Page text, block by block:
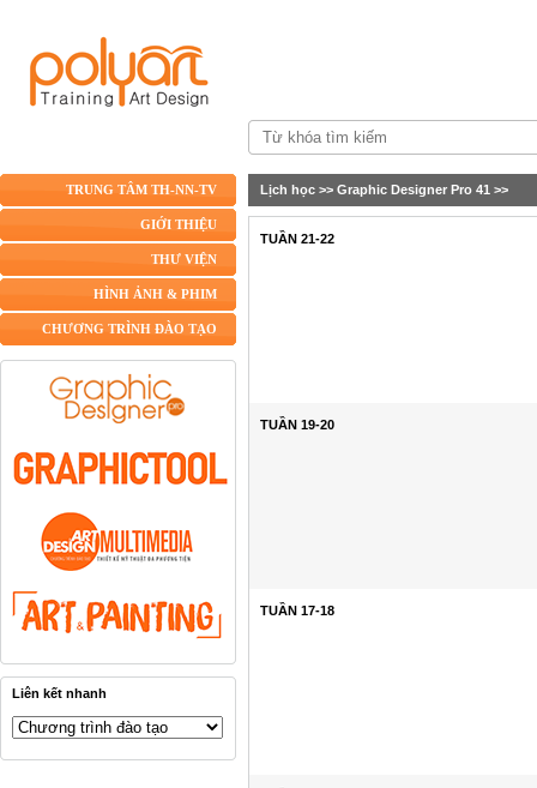
TRUNG TÂM TH-NN-TV
GIỚI THIỆU
THƯ VIỆN
HÌNH ẢNH & PHIM
CHƯƠNG TRÌNH ĐÀO TẠO
Liên kết nhanh
Lịch học >> Graphic Designer Pro 41 >>
TUẦN 21-22
TUẦN 19-20
TUẦN 17-18